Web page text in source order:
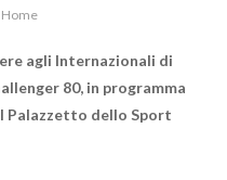
Home
agli Internazionali di
80, in programma
Palazzetto dello Sport